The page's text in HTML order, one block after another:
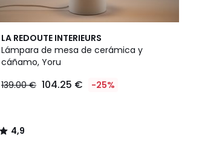
LA REDOUTE INTERIEURS
Lámpara de mesa de cerámica y
cáñamo, Yoru
139.00 € 104.25 € -25%
4,9
/ 5
4,9
/